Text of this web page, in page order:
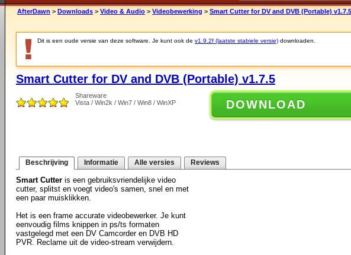
AfterDawn > Downloads > Video & Audio > Videobewerking > Smart Cutter for DV and DVB (Portable) v1.7.5
Dit is een oude versie van deze software. Je kunt ook de v1.9.2f (laatste stabiele versie) downloaden.
Smart Cutter for DV and DVB (Portable) v1.7.5
Shareware
Vista / Win2k / Win7 / Win8 / WinXP
DOWNLOAD
Beschrijving Informatie Alle versies Reviews
Smart Cutter is een gebruiksvriendelijke video
cutter, splitst en voegt video's samen, snel en met
een paar muisklikken.
Het is een frame accurate videobewerker. Je kunt
eenvoudig films knippen in ps/ts formaten
vastgelegd met een DV Camcorder en DVB HD
PVR. Reclame uit de video-stream verwijdern.